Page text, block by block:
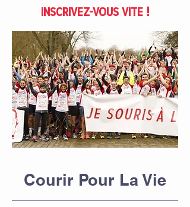
INSCRIVEZ-VOUS VITE !
Courir Pour La Vie